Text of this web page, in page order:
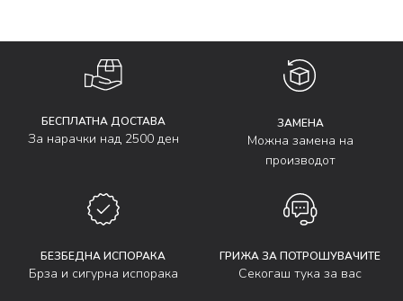
БЕСПЛАТНА ДОСТАВА
За нарачки над 2500 ден
ЗАМЕНА
Можна замена на
производот
БЕЗБЕДНА ИСПОРАКА
Брза и сигурна испорака
ГРИЖА ЗА ПОТРОШУВАЧИТЕ
Секогаш тука за вас